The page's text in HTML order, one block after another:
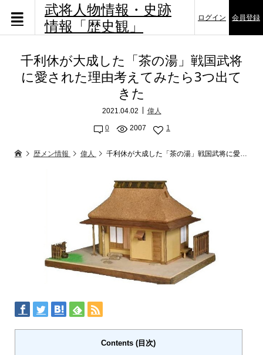
武将人物情報・史跡
情報「歴史観」
ログイン 会員登録
千利休が大成した「茶の湯」戦国武将
に愛された理由考えてみたら3つ出て
きた
2021.04.02 偉人
0 2007 1
歴メン情報 偉人 千利休が大成した「茶の湯」戦国武将に愛された理由考えてみたら3つ出てきた
Contents (目次)